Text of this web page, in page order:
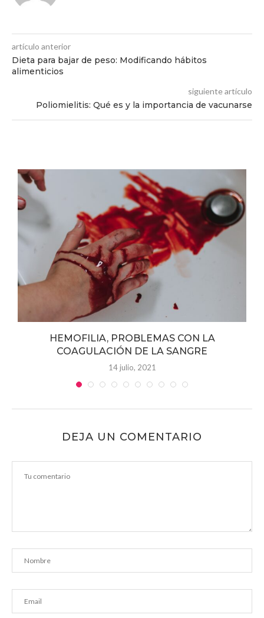
artículo anterior
Dieta para bajar de peso: Modificando hábitos
alimenticios
siguiente artículo
Poliomielitis: Qué es y la importancia de vacunarse
HEMOFILIA, PROBLEMAS CON LA
COAGULACIÓN DE LA SANGRE
14 julio, 2021
DEJA UN COMENTARIO